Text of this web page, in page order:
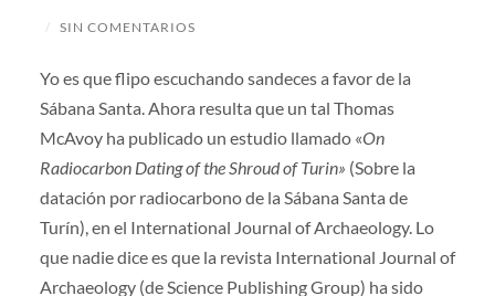
/ SIN COMENTARIOS
Yo es que flipo escuchando sandeces a favor de la
Sábana Santa. Ahora resulta que un tal Thomas
McAvoy ha publicado un estudio llamado «On
Radiocarbon Dating of the Shroud of Turin» (Sobre la
datación por radiocarbono de la Sábana Santa de
Turín), en el International Journal of Archaeology. Lo
que nadie dice es que la revista International Journal of
Archaeology (de Science Publishing Group) ha sido